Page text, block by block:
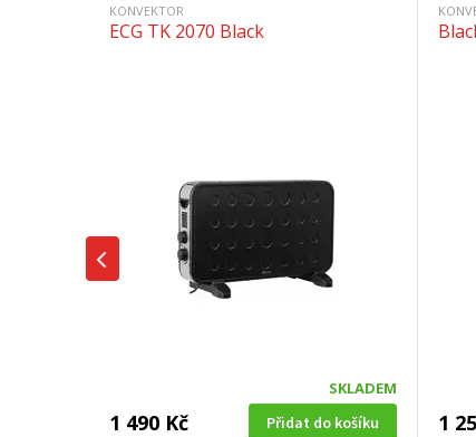
KONVEKTOR
ECG TK 2070 Black
SKLADEM
1 490 Kč Přidat do košíku 1